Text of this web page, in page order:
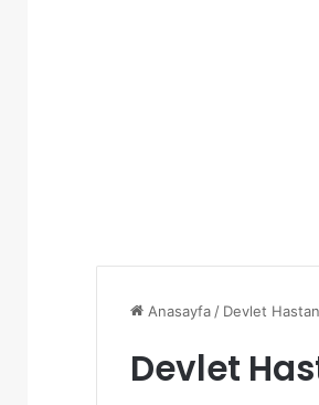
Anasayfa / Devlet
Devlet